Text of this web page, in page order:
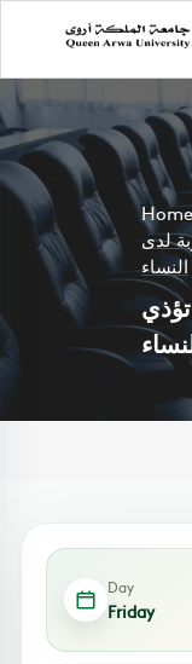
Home
لدى
النساء
Day
Friday